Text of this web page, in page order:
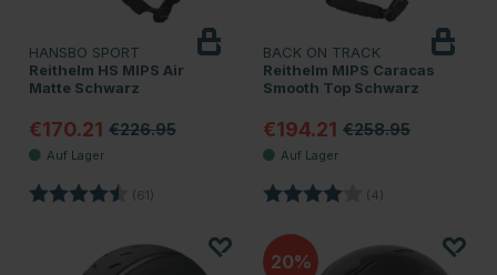
HANSBO SPORT
Reithelm HS MIPS Air
Matte Schwarz
€170.21 €226.95
Bewertung: (61) 4.8 von 5 Sternen
BACK ON TRACK
Reithelm MIPS Caracas
Smooth Top Schwarz
€194.21 €258.95
Bewertung: (4)
20